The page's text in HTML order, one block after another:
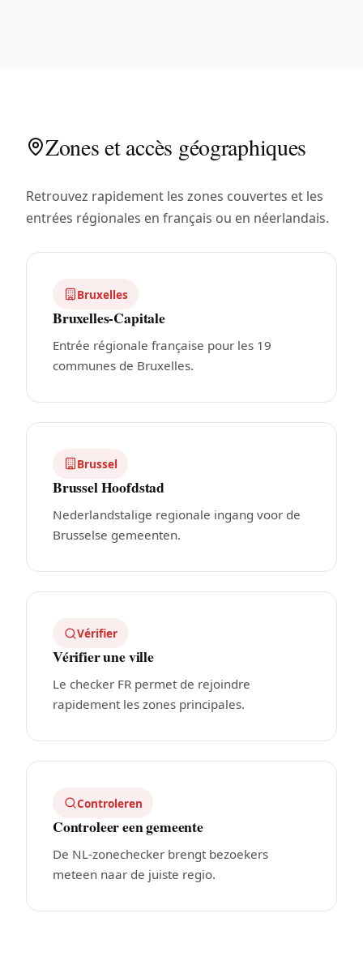
Zones et accès géographiques
Retrouvez rapidement les zones couvertes et les
entrées régionales en français ou en néerlandais.
Bruxelles
Bruxelles-Capitale
Entrée régionale française pour les 19
communes de Bruxelles.
Brussel
Brussel Hoofdstad
Nederlandstalige regionale ingang voor de
Brusselse gemeenten.
Vérifier
Vérifier une ville
Le checker FR permet de rejoindre
rapidement les zones principales.
Controleren
Controleer een gemeente
De NL-zonechecker brengt bezoekers
meteen naar de juiste regio.